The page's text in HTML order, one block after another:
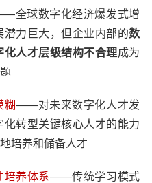
全球数字化经济爆发式增
潜力巨大，但企业内部的数
化人才层级结构不合理成为
糊——对未来数字化人才发
转型关键核心人才的能力
培养和储备人才
培养体系——传统学习模式